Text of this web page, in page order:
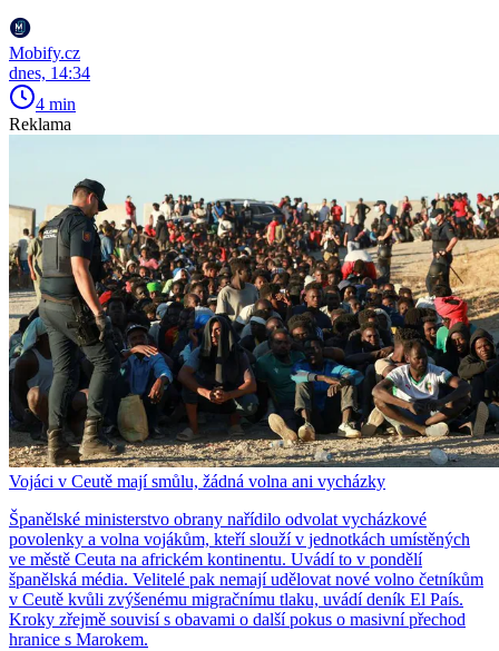
Mobify.cz
dnes, 14:34
4 min
Reklama
Vojáci v Ceutě mají smůlu, žádná volna ani vycházky
Španělské ministerstvo obrany nařídilo odvolat vycházkové
povolenky a volna vojákům, kteří slouží v jednotkách umístěných
ve městě Ceuta na africkém kontinentu. Uvádí to v pondělí
španělská média. Velitelé pak nemají udělovat nové volno četníkům
v Ceutě kvůli zvýšenému migračnímu tlaku, uvádí deník El País.
Kroky zřejmě souvisí s obavami o další pokus o masivní přechod
hranice s Marokem.